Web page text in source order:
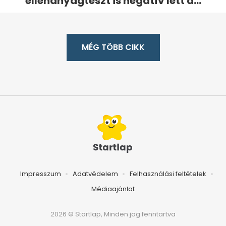
MÉG TÖBB CIKK
Impresszum Adatvédelem
Felhasználási feltételek
Médiaajánlat
2026 © Startlap, Minden jog fenntartva